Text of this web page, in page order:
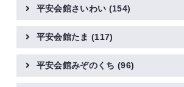
平安会館さいわい (154)
平安会館たま(117)
平安会館みぞのくち (96)